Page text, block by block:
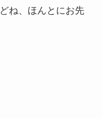
ね、ほんとにお先